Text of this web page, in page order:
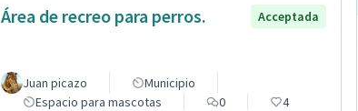
Área de recreo para perros. Acceptada
Juan picazo
Municipio
Espacio para mascotas
0 4